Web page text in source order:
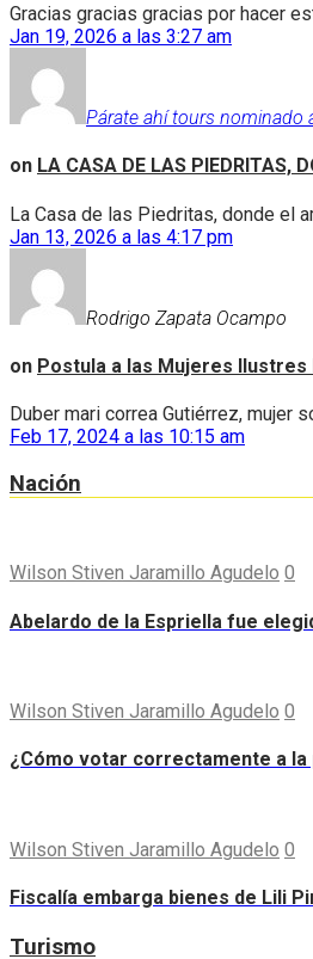
Gracias gracias gracias por hacer
Jan 19, 2026 a las 3:27 am
Párate ahí tours nominado
on LA CASA DE LAS PIEDRITAS,
La Casa de las Piedritas, donde el
Jan 13, 2026 a las 4:17 pm
Rodrigo Zapata Ocampo
on Postula a las Mujeres
Duber mari correa Gutiérrez, mujer
Feb 17, 2024 a las 10:15 am
Nación
Wilson Stiven Jaramillo Agudelo 0
Abelardo de la Espriella fue
Wilson Stiven Jaramillo Agudelo 0
¿Cómo votar correctamente a
Wilson Stiven Jaramillo Agudelo 0
Fiscalía embarga bienes de Lili
Turismo